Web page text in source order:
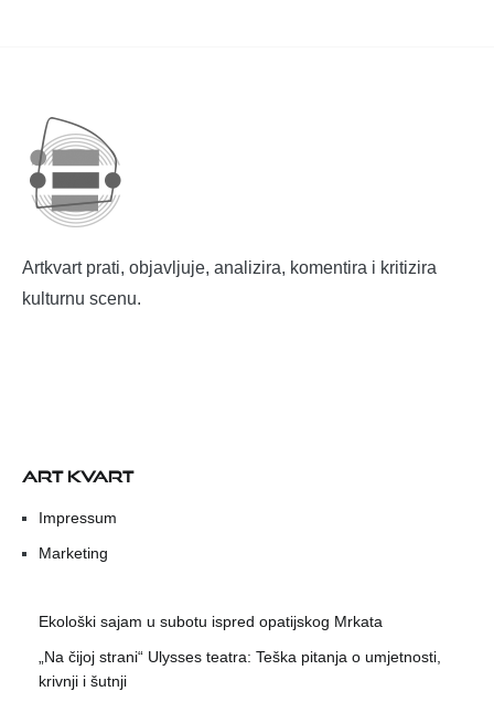
Artkvart prati, objavljuje, analizira, komentira i kritizira
kulturnu scenu.
ART KVART
Impressum
Marketing
Ekološki sajam u subotu ispred opatijskog Mrkata
„Na čijoj strani“ Ulysses teatra: Teška pitanja o umjetnosti,
krivnji i šutnji